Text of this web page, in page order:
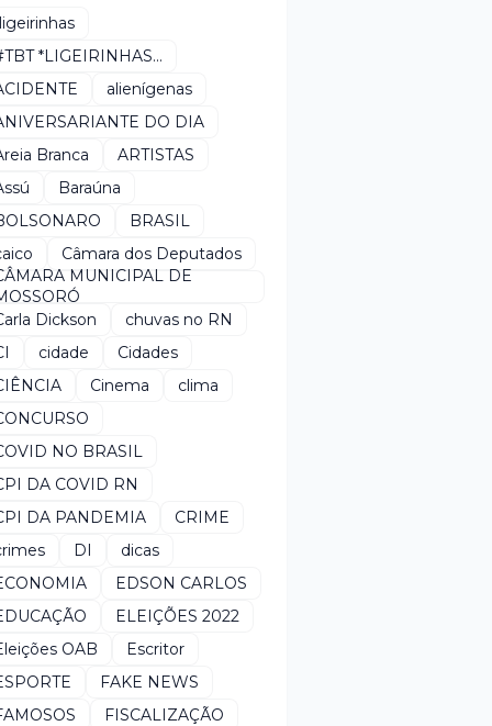
*LIGEIRINHAS...
alienígenas
DO DIA
Branca
ARTISTAS
Baraúna
BRASIL
Câmara dos Deputados
MUNICIPAL DE
Dickson
chuvas no RN
cidade
Cidades
Cinema
clima
NO BRASIL
DA COVID RN
DA PANDEMIA
CRIME
DI
dicas
EDSON CARLOS
ELEIÇÕES 2022
OAB
Escritor
FAKE NEWS
FISCALIZAÇÃO